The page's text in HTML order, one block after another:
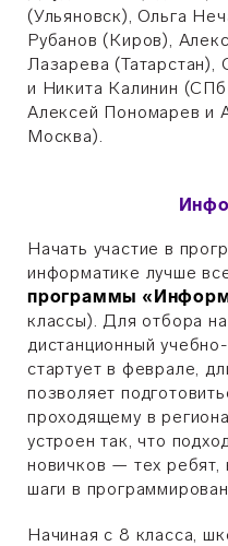
(Ульяновск), Ольга
Рубанов (Киров),
Лазарева (Татарстан),
и Никита Калинин
Алексей Пономарев и
Москва).
Начать участие в
информатике лучше
программы
классы). Для отбора
дистанционный
стартует в феврале,
позволяет
проходящему в
устроен так, что
новичков — тех ребят,
шаги в
Начиная с 8 класса,